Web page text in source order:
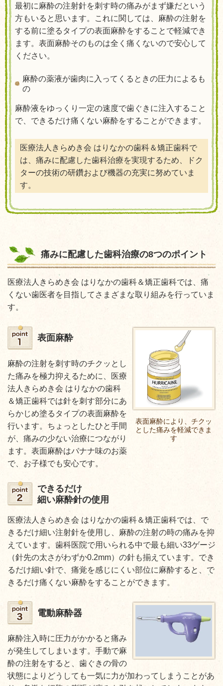
最初に麻酔の注射針を刺す時の痛みがまず嫌だという
方もいると思います。これに関しては、麻酔の注射を
する前に塗るタイプの表面麻酔をすることで軽減でき
ます。表面麻酔そのものは全く痛くないので安心して
ください。
麻酔の薬液が歯肉に入ってくるときの圧力によるも
の
麻酔液をゆっくり一定の速度で歯ぐきに注入すること
で、できるだけ痛くない麻酔をすることができます。
医療法人きらめき会 はりなかの歯科＆矯正歯科で
は、痛みに配慮した歯科治療を実現するため、ドク
ターの技術の研鑽および機器の充実に努めていま
す。
痛みに配慮した歯科治療の8つのポイント
医療法人きらめき会 はりなかの歯科＆矯正歯科では、痛
くない歯医者を目指してさまざまな取り組みを行っていま
す。
表面麻酔により、チクッ
とした痛みを軽減できま
す
表面麻酔
麻酔の注射を刺す時のチクッとし
た痛みを極力抑えるために、医療
法人きらめき会 はりなかの歯科
＆矯正歯科では針を刺す部分にあ
らかじめ塗るタイプの表面麻酔を
行います。ちょっとしたひと手間
が、痛みの少ない治療につながり
ます。表面麻酔はバナナ味のお薬
で、お子様でも安心です。
できるだけ
細い麻酔針の使用
医療法人きらめき会 はりなかの歯科＆矯正歯科では、で
きるだけ細い注射針を使用し、麻酔の注射の時の痛みを抑
えています。歯科医院で用いられる中で最も細い33ゲージ
（針先の太さがわずか0.2mm）の針も揃えています。でき
るだけ細い針で、痛覚を感じにくい部位に麻酔すると、で
きるだけ痛くない麻酔をすることができます。
電動麻酔器
麻酔注入時に圧力がかかると痛み
が発生してしまいます。手動で麻
酔の注射をすると、歯ぐきの骨の
状態によりどうしても一気に力が加わってしまうことがあ